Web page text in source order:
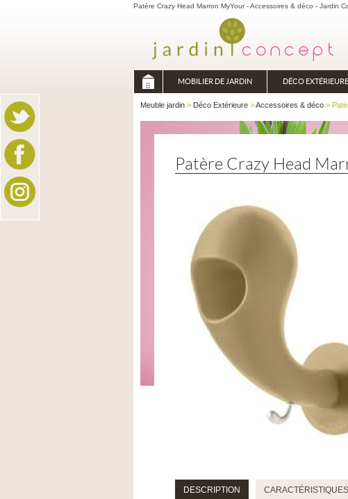
Patère Crazy Head Marron MyYour - Accessoires & déco - Jardin
MOBILIER DE JARDIN DÉCO EXTÉRIEURE
Meuble jardin > Déco Extérieure >Accessoires & déco >
Patère Crazy Head
DESCRIPTION